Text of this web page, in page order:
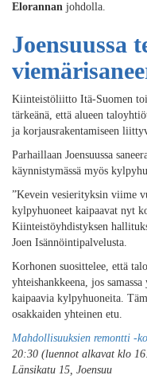
Elorannan johdolla.
Joensuussa
Kiinteistöliitto Itä-Suomen
tärkeänä, että alueen
ja korjausrakentamiseen
Parhaillaan Joensuussa
käynnistymässä myös
”Kevein vesierityksin viime
kylpyhuoneet kaipaavat nyt
Kiinteistöyhdistyksen
Joen Isännöintipalvelusta.
Korhonen suosittelee, että
yhteishankkeena, jos
kaipaavia kylpyhuoneita.
osakkaiden yhteinen etu.
Mahdollisuuksien remontti -
20:30 (luennot alkavat klo
Länsikatu 15, Joensuu